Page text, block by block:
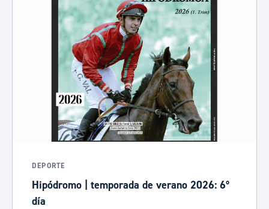
DEPORTE
Hipódromo | temporada de verano 2026: 6º
día